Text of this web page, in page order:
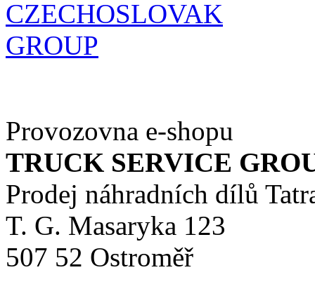
Provozovna e-shopu
TRUCK SERVICE
Prodej náhradních dílů
T. G. Masaryka 123
507 52 Ostroměř